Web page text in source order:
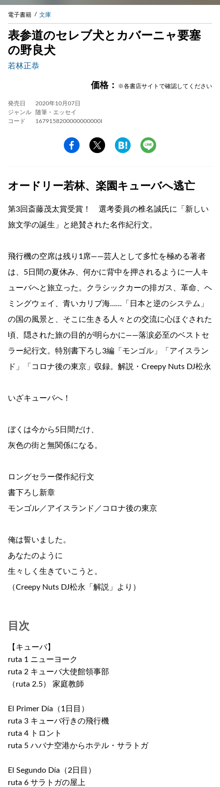
電子書籍 文庫
表参道のセレブ犬とカバーニャ要塞
の野良犬
若林正恭
価格： ※各書店サイトで確認してください
発売日
2020年10月07日
ジャンル
随筆・エッセイ
コード
1679158200000000000I
オードリー若林、楽園キューバへ逃亡
第3回斎藤茂太賞受賞！ 選考委員の椎名誠氏に「新しい
旅文学の誕生」と絶賛された名作紀行文。
飛行機の空席は残り1席――芸人として多忙を極める著者
は、5日間の夏休み、何かに背中を押されるように一人キ
ューバへと旅立った。クラシックカーの排ガス、革命、ヘ
ミングウェイ、青いカリブ海……「日本と逆のシステム」
の国の風景と、そこに生きる人々との交流に心ほぐされた
頃、隠された旅の目的が明らかに――落涙必至のベストセ
ラー紀行文。特別書下ろし3編「モンゴル」「アイスラン
ド」「コロナ後の東京」収録。解説・Creepy Nuts DJ松永
いざキューバへ！
ぼくは今から5日間だけ、
灰色の街と無関係になる。
ロングセラー傑作紀行文
書下ろし新章
モンゴル／アイスランド／コロナ後の東京
俺は誓いました。
あなたのように
生々しく生きていこうと。
（Creepy Nuts DJ松永「解説」より）
目次
【キューバ】
ruta 1 ニューヨーク
ruta 2 キューバ大使館領事部
（ruta 2.5） 家庭教師
El Primer Día（1日目）
ruta 3 キューバ行きの飛行機
ruta 4 トロント
ruta 5 ハバナ空港からホテル・サラトガ
El Segundo Día（2日目）
ruta 6 サラトガの屋上